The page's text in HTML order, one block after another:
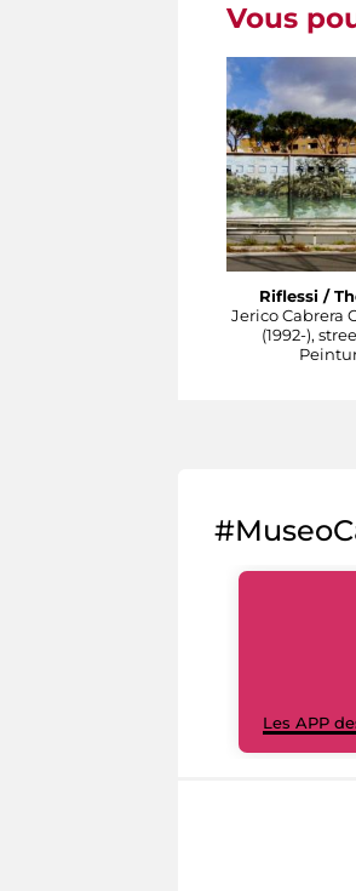
Vous
Riflessi /
Jerico Cabrera
(1992-),
Les APP